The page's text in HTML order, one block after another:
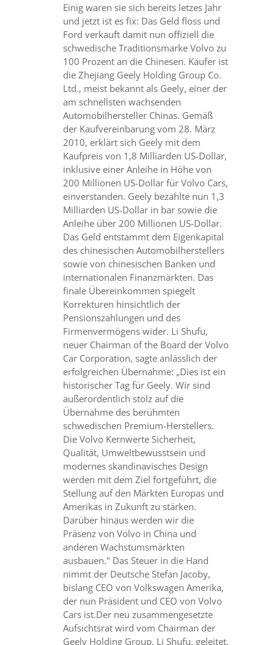
Einig waren sie sich bereits letzes Jahr
und jetzt ist es fix: Das Geld floss und
Ford verkauft damit nun offiziell die
schwedische Traditionsmarke Volvo zu
100 Prozent an die Chinesen. Käufer ist
die Zhejiang Geely Holding Group Co.
Ltd., meist bekannt als Geely, einer der
am schnellsten wachsenden
Automobilhersteller Chinas. Gemäß
der Kaufvereinbarung vom 28. März
2010, erklärt sich Geely mit dem
Kaufpreis von 1,8 Milliarden US-Dollar,
inklusive einer Anleihe in Höhe von
200 Millionen US-Dollar für Volvo Cars,
einverstanden. Geely bezahlte nun 1,3
Milliarden US-Dollar in bar sowie die
Anleihe über 200 Millionen US-Dollar.
Das Geld entstammt dem Eigenkapital
des chinesischen Automobilherstellers
sowie von chinesischen Banken und
internationalen Finanzmärkten. Das
finale Übereinkommen spiegelt
Korrekturen hinsichtlich der
Pensionszahlungen und des
Firmenvermögens wider. Li Shufu,
neuer Chairman of the Board der Volvo
Car Corporation, sagte anlässlich der
erfolgreichen Übernahme: „Dies ist ein
historischer Tag für Geely. Wir sind
außerordentlich stolz auf die
Übernahme des berühmten
schwedischen Premium-Herstellers.
Die Volvo Kernwerte Sicherheit,
Qualität, Umweltbewusstsein und
modernes skandinavisches Design
werden mit dem Ziel fortgeführt, die
Stellung auf den Märkten Europas und
Amerikas in Zukunft zu stärken.
Darüber hinaus werden wir die
Präsenz von Volvo in China und
anderen Wachstumsmärkten
ausbauen." Das Steuer in die Hand
nimmt der Deutsche Stefan Jacoby,
bislang CEO von Volkswagen Amerika,
der nun Präsident und CEO von Volvo
Cars ist.Der neu zusammengesetzte
Aufsichtsrat wird vom Chairman der
Geely Holding Group, Li Shufu, geleitet.